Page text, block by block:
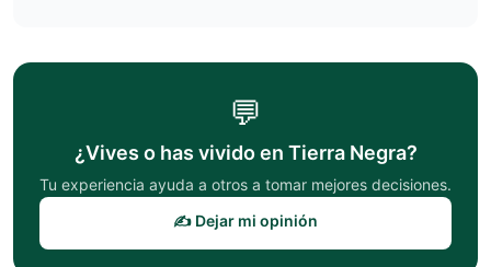
💬
¿Vives o has vivido en Tierra Negra?
Tu experiencia ayuda a otros a tomar mejores decisiones.
✍️ Dejar mi opinión